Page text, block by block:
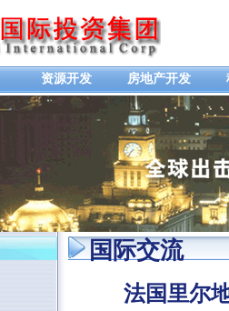
资源开发 房地产开发
国际交流
法国里尔